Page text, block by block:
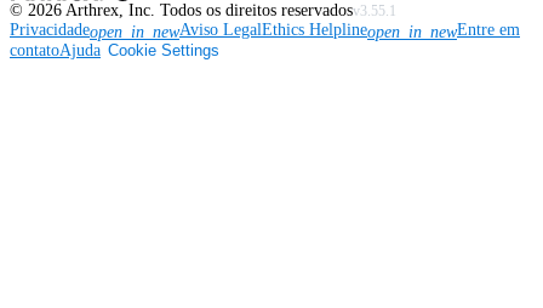
© 2026 Arthrex, Inc. Todos os direitos reservadosv3.55.1
Privacidadeopen_in_newAviso LegalEthics Helplineopen_in_newEntre em
contatoAjuda Cookie Settings